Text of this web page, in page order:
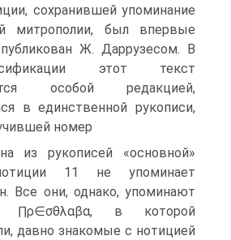
сохранившей упоминание
митрополии, был впервые
Ж. Даррузесом. В
этот текст
особой редакцией,
в единственной рукописи,
номер
из рукописей «основной»
11 не упоминает
Все они, однако, упоминают
∏ρ∈σθλαβα, в которой
давно знакомые с нотицией